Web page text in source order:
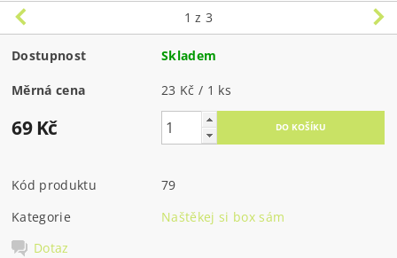
1 z 3
Dostupnost Skladem
Měrná cena 23 Kč / 1 ks
69 Kč
Kód produktu
79
Kategorie
Naštěkej si box sám
Dotaz